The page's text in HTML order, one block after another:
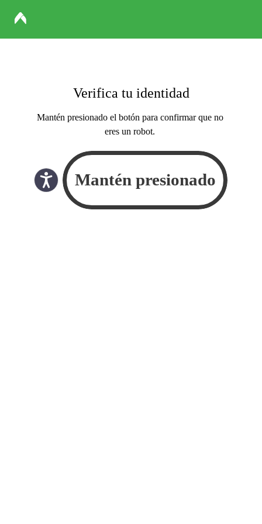
Verifica tu identidad
Mantén presionado el botón para confirmar que no
eres un robot.